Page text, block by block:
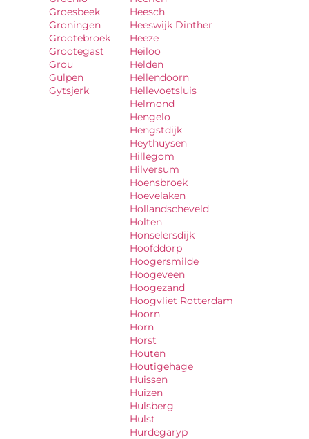
Groesbeek
Groningen
Grootebroek
Grootegast
Grou
Gulpen
Gytsjerk
Heesch
Heeswijk Dinther
Heeze
Heiloo
Helden
Hellendoorn
Hellevoetsluis
Helmond
Hengelo
Hengstdijk
Heythuysen
Hillegom
Hilversum
Hoensbroek
Hoevelaken
Hollandscheveld
Holten
Honselersdijk
Hoofddorp
Hoogersmilde
Hoogeveen
Hoogezand
Hoogvliet Rotterdam
Hoorn
Horn
Horst
Houten
Houtigehage
Huissen
Huizen
Hulsberg
Hulst
Hurdegaryp